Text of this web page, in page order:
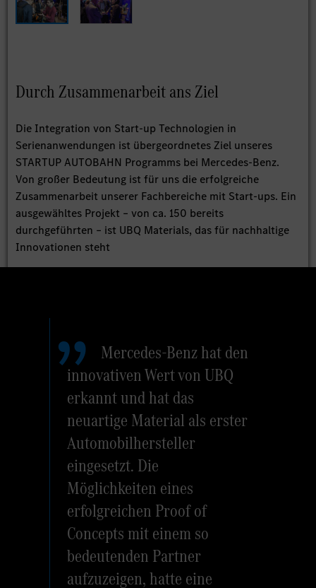
Durch Zusammenarbeit ans Ziel
Die Integration von Start-up Technologien in
Serienanwendungen ist übergeordnetes Ziel unseres
STARTUP AUTOBAHN Programms bei Mercedes-Benz.
Von großer Bedeutung ist für uns die erfolgreiche
Zusammenarbeit unserer Fachbereiche mit Start-ups. Ein
ausgewähltes Projekt – von ca. 150 bereits
durchgeführten – ist UBQ Materials, das für nachhaltige
Innovationen steht
Mercedes-Benz hat den
innovativen Wert von UBQ
erkannt und hat das
neuartige Material als erster
Automobilhersteller
eingesetzt. Die
Möglichkeiten eines
erfolgreichen Proof of
Concepts mit einem so
bedeutenden Partner
aufzuzeigen, hatte eine